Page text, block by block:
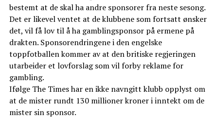
bestemt at de skal ha andre sponsorer fra neste sesong.
Det er likevel ventet at de klubbene som fortsatt ønsker
det, vil få lov til å ha gamblingsponsor på ermene på
drakten. Sponsorendringene i den engelske
toppfotballen kommer av at den britiske regjeringen
utarbeider et lovforslag som vil forby reklame for
gambling.
Ifølge The Times har en ikke navngitt klubb opplyst om
at de mister rundt 130 millioner kroner i inntekt om de
mister sin sponsor.